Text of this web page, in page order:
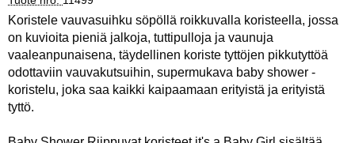
Koristele vauvasuihku söpöllä roikkuvalla koristeella, jossa
on kuvioita pieniä jalkoja, tuttipulloja ja vaunuja
vaaleanpunaisena, täydellinen koriste tyttöjen pikkutyttöä
odottaviin vauvakutsuihin, supermukava baby shower -
koristelu, joka saa kaikki kaipaamaan erityistä ja erityistä
tyttö.